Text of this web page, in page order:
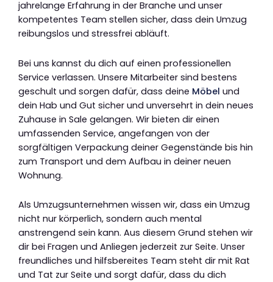
jahrelange Erfahrung in der Branche und unser
kompetentes Team stellen sicher, dass dein Umzug
reibungslos und stressfrei abläuft.
Bei uns kannst du dich auf einen professionellen
Service verlassen. Unsere Mitarbeiter sind bestens
geschult und sorgen dafür, dass deine Möbel und
dein Hab und Gut sicher und unversehrt in dein neues
Zuhause in Sale gelangen. Wir bieten dir einen
umfassenden Service, angefangen von der
sorgfältigen Verpackung deiner Gegenstände bis hin
zum Transport und dem Aufbau in deiner neuen
Wohnung.
Als Umzugsunternehmen wissen wir, dass ein Umzug
nicht nur körperlich, sondern auch mental
anstrengend sein kann. Aus diesem Grund stehen wir
dir bei Fragen und Anliegen jederzeit zur Seite. Unser
freundliches und hilfsbereites Team steht dir mit Rat
und Tat zur Seite und sorgt dafür, dass du dich